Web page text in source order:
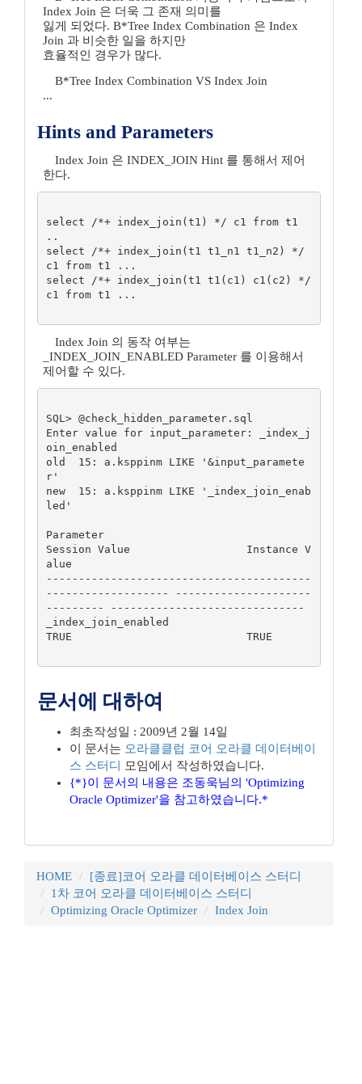
Index Join 은 더욱 그 존재 의미를
잃게 되었다. B*Tree Index Combination 은 Index
Join 과 비슷한 일을 하지만
효율적인 경우가 많다.
B*Tree Index Combination VS Index Join
...
Hints and Parameters
Index Join 은 INDEX_JOIN Hint 를 통해서 제어
한다.
select /*+ index_join(t1) */ c1 from t1
..
select /*+ index_join(t1 t1_n1 t1_n2) */
c1 from t1 ...
select /*+ index_join(t1 t1(c1) c1(c2) */
c1 from t1 ...
Index Join 의 동작 여부는
_INDEX_JOIN_ENABLED Parameter 를 이용해서
제어할 수 있다.
SQL> @check_hidden_parameter.sql
Enter value for input_parameter: _index_j
oin_enabled
old  15: a.ksppinm LIKE '&input_paramete
r'
new  15: a.ksppinm LIKE '_index_join_enab
led'
Parameter
Session Value                  Instance V
alue
-----------------------------------------
------------------- ---------------------
--------- ------------------------------
_index_join_enabled
TRUE                           TRUE
문서에 대하여
최초작성일 : 2009년 2월 14일
이 문서는 오라클클럽 코어 오라클 데이터베이
스 스터디
모임에서 작성하였습니다.
{*}이 문서의 내용은 조동욱님의 'Optimizing
Oracle Optimizer'을 참고하였습니다.*
HOME
[종료]코어 오라클 데이터베이스 스터디
1차 코어 오라클 데이터베이스 스터디
Optimizing Oracle Optimizer
Index Join